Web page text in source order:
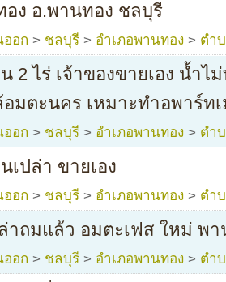
อง อ.พานทอง ชลบุรี
อก > ชลบุรี > อำเภอพานทอง > ตำ
2 ไร่ เจ้าของขายเอง น้ำไ
มตะนคร เหมาะทำอพาร์ท
อก > ชลบุรี > อำเภอพานทอง > ตำ
เปล่า ขายเอง
อก > ชลบุรี > อำเภอพานทอง > ตำ
าถมแล้ว อมตะเฟส ใหม่ พ
อก > ชลบุรี > อำเภอพานทอง > ตำ